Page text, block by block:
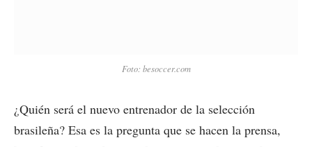
Foto: besoccer.com
¿Quién será el nuevo entrenador de la selección
brasileña? Esa es la pregunta que se hacen la prensa,